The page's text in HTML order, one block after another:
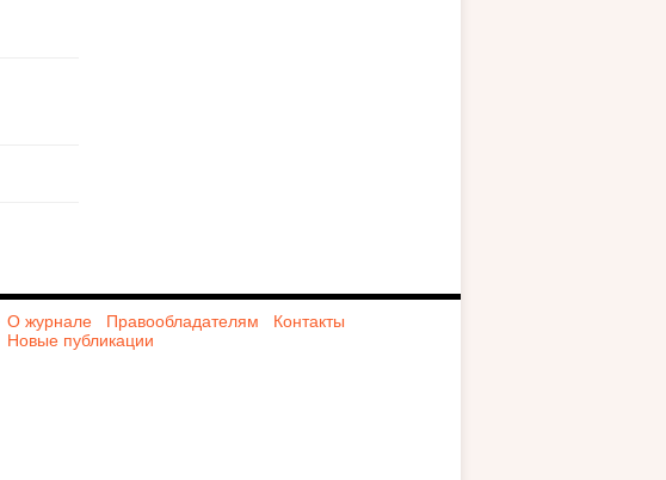
О журнале Правообладателям
Контакты
Новые публикации